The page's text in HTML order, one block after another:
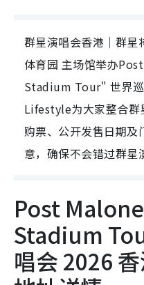
群星演唱会香港｜群
体育园 主场馆举办
Stadium Tour" 世界
Lifestyle为大家整合群
购票、公开发售日期及
意，确保不会错过群星
Post
Stadium
唱会 2026